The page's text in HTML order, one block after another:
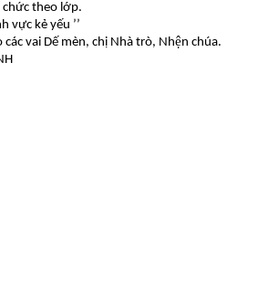
theo lớp.
vực kẻ yếu ’’
các vai Dế mèn, chị Nhà trò, Nhện chúa.